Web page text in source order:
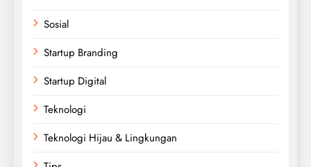
Sosial
Startup Branding
Startup Digital
Teknologi
Teknologi Hijau & Lingkungan